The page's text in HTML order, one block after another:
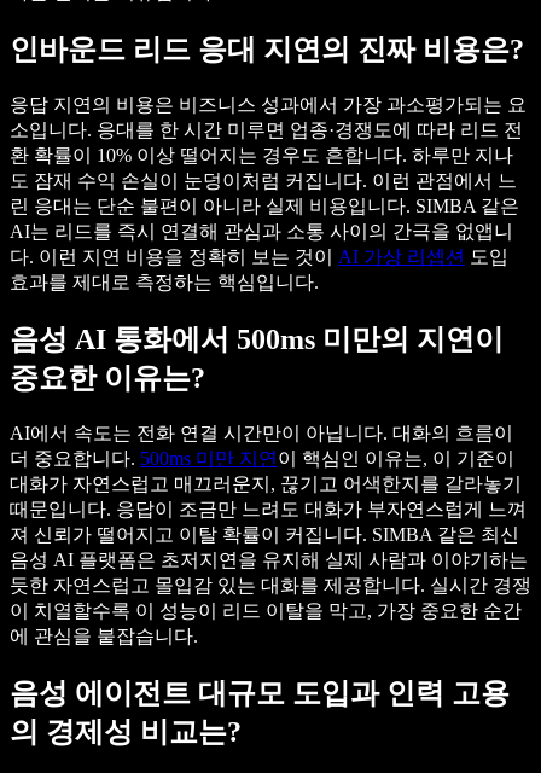
인바운드 리드 응대 지연의 진짜 비용은?
응답 지연의 비용은 비즈니스 성과에서 가장 과소평가되는 요
소입니다. 응대를 한 시간 미루면 업종·경쟁도에 따라 리드 전
환 확률이 10% 이상 떨어지는 경우도 흔합니다. 하루만 지나
도 잠재 수익 손실이 눈덩이처럼 커집니다. 이런 관점에서 느
린 응대는 단순 불편이 아니라 실제 비용입니다. SIMBA 같은
AI는 리드를 즉시 연결해 관심과 소통 사이의 간극을 없앱니
다. 이런 지연 비용을 정확히 보는 것이 AI 가상 리셉션 도입
효과를 제대로 측정하는 핵심입니다.
음성 AI 통화에서 500ms 미만의 지연이
중요한 이유는?
AI에서 속도는 전화 연결 시간만이 아닙니다. 대화의 흐름이
더 중요합니다. 500ms 미만 지연 이 핵심인 이유는, 이 기준이
대화가 자연스럽고 매끄러운지, 끊기고 어색한지를 갈라놓기
때문입니다. 응답이 조금만 느려도 대화가 부자연스럽게 느껴
져 신뢰가 떨어지고 이탈 확률이 커집니다. SIMBA 같은 최신
음성 AI 플랫폼은 초저지연을 유지해 실제 사람과 이야기하는
듯한 자연스럽고 몰입감 있는 대화를 제공합니다. 실시간 경쟁
이 치열할수록 이 성능이 리드 이탈을 막고, 가장 중요한 순간
에 관심을 붙잡습니다.
음성 에이전트 대규모 도입과 인력 고용
의 경제성 비교는?